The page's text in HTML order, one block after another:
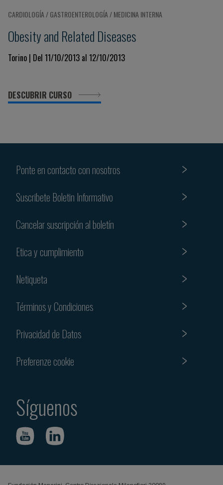
CARDIOLOGÍA / GASTROENTEROLOGÍA / MEDICINA INTERNA
Obesity and Related Diseases
Torino | Del 11/10/2013 al 12/10/2013
DESCUBRIR CURSO
Ponte en contacto con nosotros
Suscribete Boletin Informativo
Cancelar suscripción al boletín
Etica y cumplimiento
Netiqueta
Términos y Condiciones
Privacidad de Datos
Preferenze cookie
Síguenos